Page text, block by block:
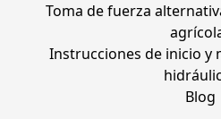
Toma de fuerza
Instrucciones de inicio y
Blog